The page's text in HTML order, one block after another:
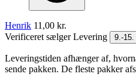
Henrik 11,00 kr.
Verificeret sælgerLevering 9.-
Leveringstiden afhænger af,
sende pakken. De fleste pakker